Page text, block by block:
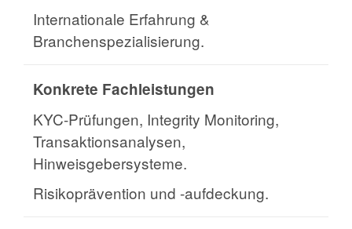
Internationale Erfahrung &
Branchenspezialisierung.
Konkrete Fachleistungen
KYC-Prüfungen, Integrity Monitoring,
Transaktionsanalysen,
Hinweisgebersysteme.
Risikoprävention und -aufdeckung.